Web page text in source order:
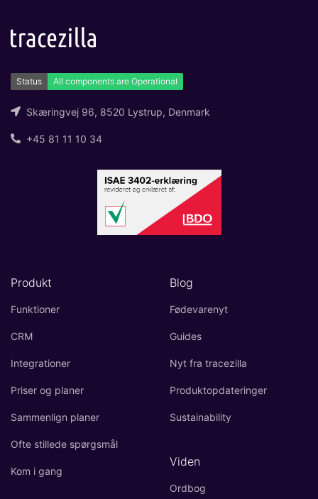
Skæringvej 96, 8520 Lystrup, Denmark
+45 81 11 10 34
Produkt
Funktioner
CRM
Integrationer
Priser og planer
Sammenlign planer
Ofte stillede spørgsmål
Kom i gang
Blog
Fødevarenyt
Guides
Nyt fra tracezilla
Produktopdateringer
Sustainability
Viden
Ordbog